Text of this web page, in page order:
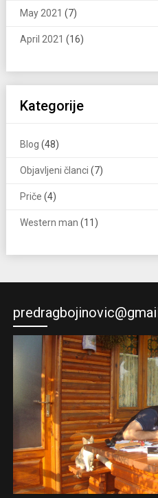
May 2021 (7)
April 2021 (16)
Kategorije
Blog (48)
Objavljeni članci (7)
Priče (4)
Western man (11)